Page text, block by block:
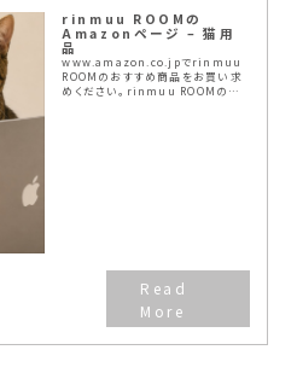
rinmuu ROOMの
Amazonページ – 猫用
品
www.amazon.co.jpでrinmuu
ROOMのおすすめ商品をお買い求
めください。rinmuu ROOMのお